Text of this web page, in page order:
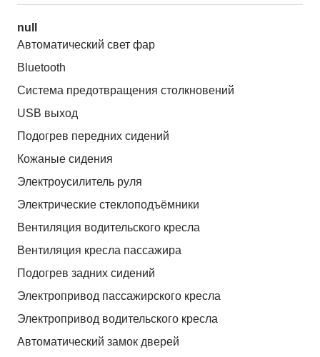
null
Автоматический свет фар
Bluetooth
Система предотвращения столкновений
USB выход
Подогрев передних сидений
Кожаные сидения
Электроусилитель руля
Электрические стеклоподъёмники
Вентиляция водительского кресла
Вентиляция кресла пассажира
Подогрев задних сидений
Электропривод пассажирского кресла
Электропривод водительского кресла
Автоматический замок дверей